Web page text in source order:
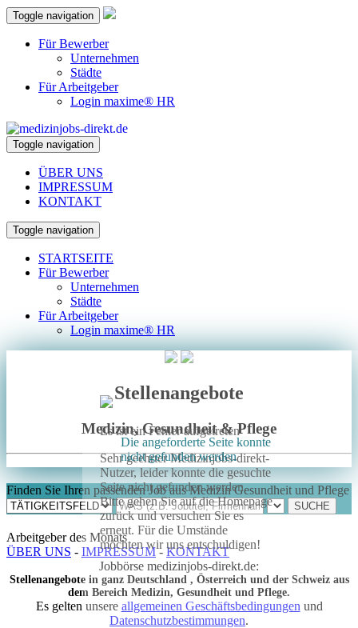
Toggle navigation
Für Bewerber
Unternehmen
Städte
Für Arbeitgeber
Login maxime® HR
Toggle navigation
ÜBER UNS
IMPRESSUM
KONTAKT
Toggle navigation
STARTSEITE
Für Bewerber
Unternehmen
Städte
Für Arbeitgeber
Login maxime® HR
Stellenangebote
Medizin, Gesundheit & Pflege
Die angeforderte Seite konnte
nicht gefunden werden
Es ist ein Fehler aufgetreten
Sehr geehrter Medizinjobs-direkt-
Nutzer, leider konnte die gesuchte
Seite nicht gefunden werden.
Bitte gehen Sie auf die Homepage
zurück und versuchen Sie es
erneut. Für die Umstände
möchten wir uns entschuldigen!
Finden Sie Ihren passenden Job aus Medizin Gesundheit und Pflege
Arbeitgeber des Monats
ÜBER UNS - IMPRESSUM- KONTAKT
Jobbörse medizinjobs-direkt.de:
Stellenangebote in ganz Deutschland , Österreich und der Schweiz aus
dem Bereich Medizin, Gesundheit und Pflege.
Es gelten unsere allgemeinen Geschäftsbedingungen und
Datenschutzbestimmungen.